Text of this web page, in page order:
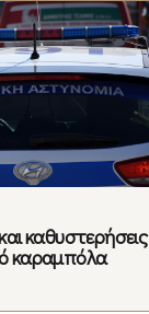
καθυστερήσεις
καραμπόλα